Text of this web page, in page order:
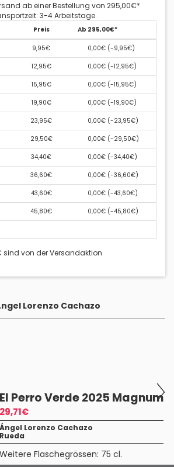
ab einer Bestellung von 295,00€*
3-4 Arbeitstage.
Preis Ab 295,00€*
9,95€ 0,00€ (-9,95€)
12,95€ 0,00€ (-12,95€)
15,95€ 0,00€ (-15,95€)
19,90€ 0,00€ (-19,90€)
23,95€ 0,00€ (-23,95€)
29,50€ 0,00€ (-29,50€)
34,40€ 0,00€ (-34,40€)
36,60€ 0,00€ (-36,60€)
43,60€ 0,00€ (-43,60€)
45,80€ 0,00€ (-45,80€)
sind von der Versandaktion
Lorenzo Cachazo
El Perro Verde 2025 Magnum
29,71€
Ángel Lorenzo Cachazo
Rueda
Weitere Flaschegrössen: 75 cl.